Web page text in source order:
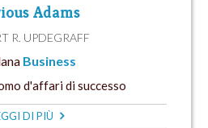
Adams
R. UPDEGRAFF
Business
d'affari di successo
DI PIÙ